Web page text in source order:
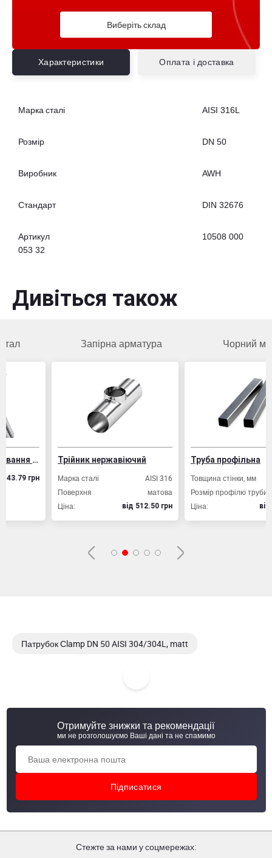
Виберіть склад
Характеристики Оплата і доставка
Марка сталі AISI 316L
Розмір DN 50
Виробник AWH
Стандарт DIN 32676
Артикул
10508 000
053 32
Дивіться також
Дріт ВР-1 для армування залізобетонних конструкцій
Запірна арматура
Трійник нержавіючий
Марка сталі
Поверхня
вiд 512.50 грн
Чорний метал
Труба профільна
Товщина стінки, мм
Розмір профілю труби, мм
Ціна:
вiд 49.80
Патрубок Сlamp DN 50 AISI 304/304L, matt
Патрубок Сlamp DN150 AISI 316, AWH,, 10508 000 150 30
Отримуйте знижки та рекомендації
ми не розголошуємо Ваші дані та не спамимо
Стежте за нами у соцмережах: